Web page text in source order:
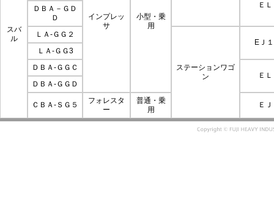
スバ
ル
インプレッ
サ
小型・乗
用
Ｅ
ＤＢＡ－ＧＤ
Ｄ
ＬＡ-ＧＧ２
ステーションワゴ
ン
EＪ
ＬＡ-ＧＧ3
ＤＢＡ-ＧＧＣ
Ｅ
ＤＢＡ-ＧＧＤ
ＣＢＡ-ＳＧ５
フォレスタ
ー
普通・乗
用
Ｅ